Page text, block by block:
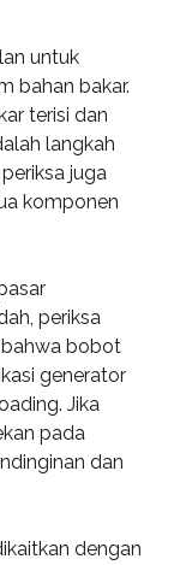
untuk
bahan bakar.
terisi dan
langkah
juga
komponen
periksa
bobot
generator
Jika
pada
dan
dengan